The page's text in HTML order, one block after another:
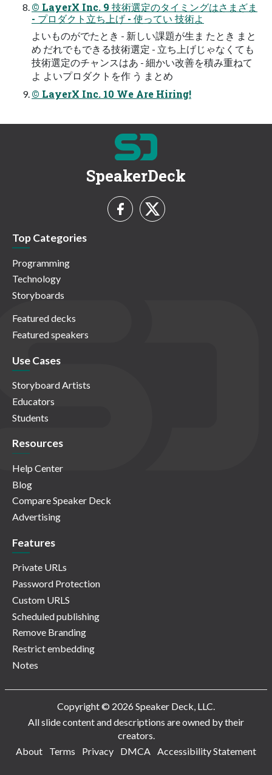
© LayerX Inc. 9 技術選定のタイミングはさまざま
- プロダクト立ち上げ - 使ってい 技術よ
よいものがでたとき - 新しい課題が生ま たとき まと
め だれでもできる技術選定 - 立ち上げじゃなくても
技術選定のチャンスはあ - 細かい改善を積み重ねて
よ よいプロダクトを作 う まとめ
© LayerX Inc. 10 We Are Hiring!
SpeakerDeck
Top Categories
Programming
Technology
Storyboards
Featured decks
Featured speakers
Use Cases
Storyboard Artists
Educators
Students
Resources
Help Center
Blog
Compare Speaker Deck
Advertising
Features
Private URLs
Password Protection
Custom URLS
Scheduled publishing
Remove Branding
Restrict embedding
Notes
Copyright © 2026 Speaker Deck, LLC.
All slide content and descriptions are owned by their
creators.
About
Terms Privacy DMCA Accessibility Statement